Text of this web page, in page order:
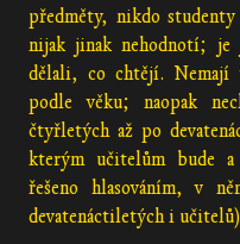
předměty, nikdo
nijak jinak nehodnotí;
dělali, co chtějí. Nemají
podle věku; naopak
čtyřletých až po
kterým učitelům bude a
řešeno hlasováním, v
devatenáctiletých i